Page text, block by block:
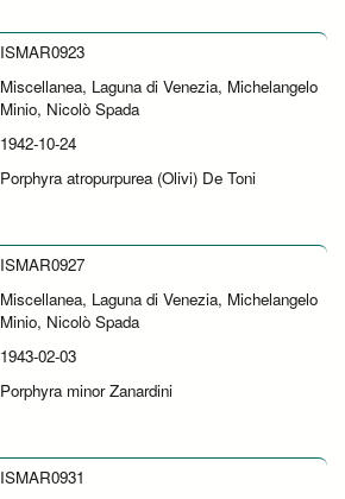
ISMAR0923
Miscellanea, Laguna di Venezia, Michelangelo
Minio, Nicolò Spada
1942-10-24
Porphyra atropurpurea (Olivi) De Toni
ISMAR0927
Miscellanea, Laguna di Venezia, Michelangelo
Minio, Nicolò Spada
1943-02-03
Porphyra minor Zanardini
ISMAR0931